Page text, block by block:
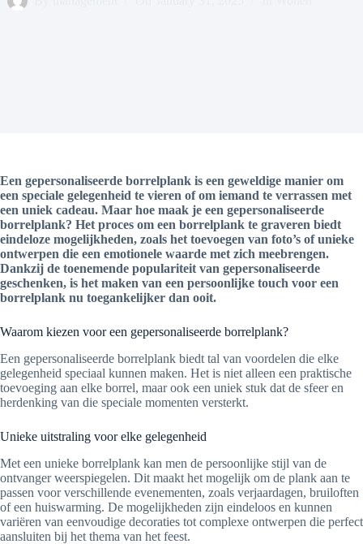
Een gepersonaliseerde borrelplank is een geweldige manier om
een speciale gelegenheid te vieren of om iemand te verrassen met
een uniek cadeau. Maar hoe maak je een gepersonaliseerde
borrelplank? Het proces om een borrelplank te graveren biedt
eindeloze mogelijkheden, zoals het toevoegen van foto’s of unieke
ontwerpen die een emotionele waarde met zich meebrengen.
Dankzij de toenemende populariteit van gepersonaliseerde
geschenken, is het maken van een persoonlijke touch voor een
borrelplank nu toegankelijker dan ooit.
Waarom kiezen voor een gepersonaliseerde borrelplank?
Een gepersonaliseerde borrelplank biedt tal van voordelen die elke
gelegenheid speciaal kunnen maken. Het is niet alleen een praktische
toevoeging aan elke borrel, maar ook een uniek stuk dat de sfeer en
herdenking van die speciale momenten versterkt.
Unieke uitstraling voor elke gelegenheid
Met een unieke borrelplank kan men de persoonlijke stijl van de
ontvanger weerspiegelen. Dit maakt het mogelijk om de plank aan te
passen voor verschillende evenementen, zoals verjaardagen, bruiloften
of een huiswarming. De mogelijkheden zijn eindeloos en kunnen
variëren van eenvoudige decoraties tot complexe ontwerpen die perfect
aansluiten bij het thema van het feest.